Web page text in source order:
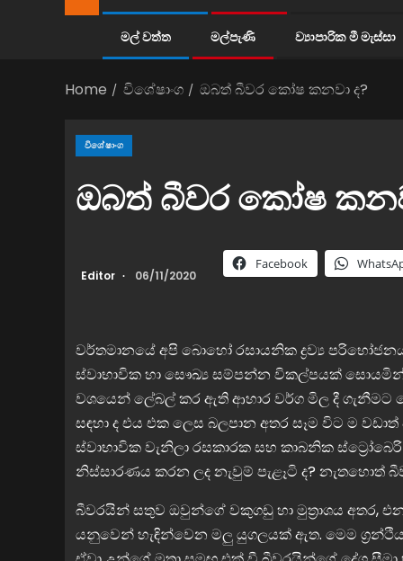
මල් වත්ත මල්පැණි ව්‍යාපාරික මී මැස්සා
Home විශේෂාංග ඔබත් බීවර කෝෂ කනවා ද?
විශේෂාංග
ඔබත් බීවර කෝෂ
Editor 06/11/2020
Facebook
වර්තමානයේ අපි බොහෝ රසායනික ද්‍රව්‍ය
ස්වාභාවික හා සෞඛ්‍ය සම්පන්න විකල්පයක් සොයමින්
වශයෙන් ලේබල් කර ඇති ආහාර වර්ග මිල දී ගැනීමට
සඳහා ද එය එක ලෙස බලපාන අතර සෑම විට ම
ස්වාභාවික වැනිලා රසකාරක සහ කාබනික
නිස්සාරණය කරන ලද නැවුම් පැළෑටි ද? නැතහොත්
බීවරයින් සතුව ඔවුන්ගේ වකුගඩු හා මුත්‍රාශය අතර,
යනුවෙන් හැඳින්වෙන මලු යුගලයක් ඇත. මෙම